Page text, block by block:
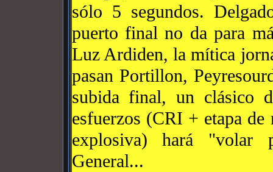
sólo 5 segundos.
puerto final no da para
Luz Ardiden, la mítica
pasan Portillon,
subida final, un clásico
esfuerzos (CRI + etapa de
explosiva) hará "volar
General...